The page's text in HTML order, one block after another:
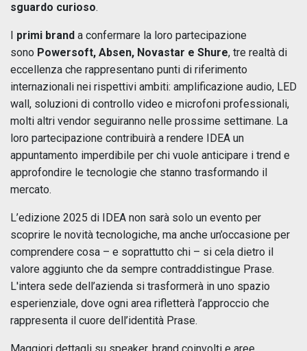
sguardo curioso.
I primi brand a confermare la loro partecipazione
sono Powersoft, Absen, Novastar e Shure, tre realtà di
eccellenza che rappresentano punti di riferimento
internazionali nei rispettivi ambiti: amplificazione audio, LED
wall, soluzioni di controllo video e microfoni professionali,
molti altri vendor seguiranno nelle prossime settimane. La
loro partecipazione contribuirà a rendere IDEA un
appuntamento imperdibile per chi vuole anticipare i trend e
approfondire le tecnologie che stanno trasformando il
mercato.
L’edizione 2025 di IDEA non sarà solo un evento per
scoprire le novità tecnologiche, ma anche un’occasione per
comprendere cosa – e soprattutto chi – si cela dietro il
valore aggiunto che da sempre contraddistingue Prase.
L'intera sede dell’azienda si trasformerà in uno spazio
esperienziale, dove ogni area rifletterà l’approccio che
rappresenta il cuore dell’identità Prase.